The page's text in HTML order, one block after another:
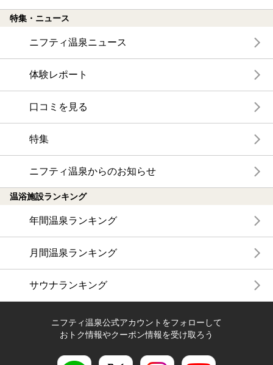
特集・ニュース
ニフティ温泉ニュース
体験レポート
口コミを見る
特集
ニフティ温泉からのお知らせ
温浴施設ランキング
年間温泉ランキング
月間温泉ランキング
サウナランキング
ニフティ温泉公式アカウントをフォローして
おトク情報やクーポン情報を受け取ろう